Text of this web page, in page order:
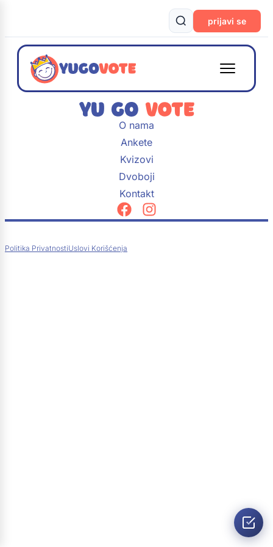
prijavi se
O nama
Ankete
Kvizovi
Dvoboji
Kontakt
Politika PrivatnostiUslovi Korišćenja